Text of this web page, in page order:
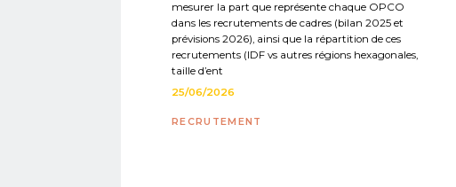
mesurer la part que représente chaque OPCO
dans les recrutements de cadres (bilan 2025 et
prévisions 2026), ainsi que la répartition de ces
recrutements (IDF vs autres régions hexagonales,
taille d’ent
25/06/2026
RECRUTEMENT